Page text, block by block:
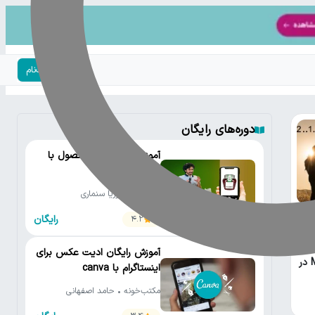
ورود | ثبت‌نام
Metering در
دوره‌های رایگان
آموزش عکاسی از محصول با
دیجی‌کالا • پوریا سنماری
4.2
رایگان
آموزش رایگان ادیت عکس برای
اینستاگرام با canva
مکتب‌خونه • حامد اصفهانی